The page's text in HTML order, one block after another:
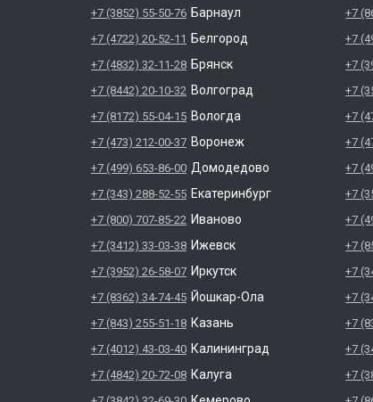
+7 (3852) 55-50-76 Барнаул
+7 (4722) 20-52-11 Белгород
+7 (4832) 32-11-28 Брянск
+7 (8442) 20-10-32 Волгоград
+7 (8172) 55-04-15 Вологда
+7 (473) 212-00-37 Воронеж
+7 (499) 653-86-00 Домодедово
+7 (343) 288-52-55 Екатеринбург
+7 (800) 707-85-22 Иваново
+7 (3412) 33-03-38 Ижевск
+7 (3952) 26-58-07 Иркутск
+7 (8362) 34-74-45 Йошкар-Ола
+7 (843) 255-51-18 Казань
+7 (4012) 43-03-40 Калининград
+7 (4842) 20-72-08 Калуга
+7
+7
+7
+7
+7
+7
+7
+7
+7
+7
+7
+7
+7
+7
+7